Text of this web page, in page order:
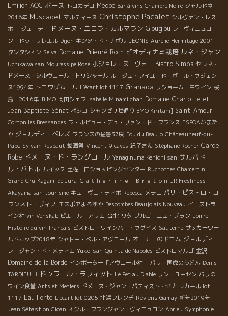
Emilion AOC ボーヌ トロカデロ Medoc Bar à vins Chambre Noire シャルドネ
2016年 Muscadet マルティーヌ Christophe Pacalet シルヴァン・レス
ポー ジェーテー ドメーヌ・ニコラ・カルマラン Glouglou レ・ヴィニュロ
ン・ドゥ・リレエル Dijon キンタ・ド・ナポル LEONIS Aurélie Hermitage 2001
タンタシオン Seiya Domaine Prieuré Roch ビオディナミ栽培 ルネ・ジャン
Uchikawa san Mouressipe Rosé ボジョレ・ヌーヴォー Bistro Simba セレネ・
ドメーヌ・シルヴェール・トリシャール ルージュ・フイユ・ド・ポール・ウジェン
ヌ1994年 トロワザムール L'écart lot 1117 Granada リショーム 白ワイン 桜
島 2016年 ＢＭО 岡田シェフ Isabelle Minami chan Domaine Charlotte et
Jean Baptiste Sénat ペシコ シャンゼリゼ通り BMO Kiritani] Saint-Amour
Corton les Bressandes ラ・ルビュー・デュ・ヴァン・ド・フランス ESPOAかまた
や ジョルディ・ペレズ フランスの猛暑37度 Fou du Beaujo Châteauneuf-du-
Pape Syivain Respaut 銘酒祭 Vincent 9 caves 紀子さん Stéphane Rocher Garde
Robe ドメーヌ・ド・ラングロール Yanaginuma Kenichi san サルバドー
ル・バトル ルイック 土佐山田ショッピングセンター Ruchottes Chamertin
Grand Cru Kagami de Jura Ｃａｔｈｅｒｉｎｅ Ｂｒｅｔｏｎ JR Freshness
Akayama san tourisme キューヴェ・ティボ Rebecca メラニ パリ・ビストロ・コ
ワンスト・ヴィノ エスポアよろずや Descombes Beaujolais Nouveau イーストラ
イン社 vin Venskab ピエール・アリエ 台北 リタ ブルゴーニュ・ブラン Loirre
Histoire du vin francais ビストロ・ワインバー・ウグイス Sauterne サッカーワー
ルドカップ2018年 シャトー・ベル・アヴニール オーナーのギヨム ジョルディ
レ・ジャン・ド・メティエ Yuko-san Quinta de Napoles ビストロマルゴ 金沢
Domaine de la Borde インポーター「アヴニール社」 パリ・国虎のうどん Denis
TARDIEU エドゥワール・ラフィット Le Pet au Diable リン・ユーセン パリの
ワイン食堂 Arts et Metiers ドメーヌ・ジャン・バティスト・セナ レカール lot
1117 Eau Forte L'écart lot 0205 北浜フレンチ Reviens Gamay 新年2019年
Jean Sébastion Gioan オジル・フランジャン・ヴィニュロン Abrieu Symphonie